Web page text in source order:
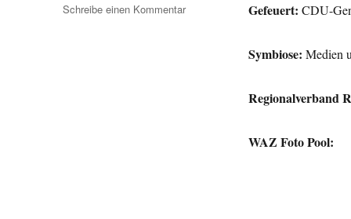
Gefeuert: CDU-
Symbiose: Medien
Regionalverband
WAZ Foto Pool:
Schreibe einen Kommentarzu